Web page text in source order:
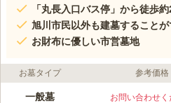
「丸長入口バス停」から徒歩
旭川市民以外も建墓することが
お財布に優しい市営墓地
お墓タイプ 参考価格
一般墓 お問い合わせく